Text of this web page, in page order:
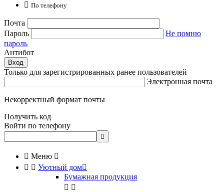
 По телефону
Почта
Пароль
Не помню
пароль
Антибот
Вход
Только для зарегистрированных ранее пользователей
Электронная почта
Некорректный формат почты
Получить код
Войти по телефону

 Меню 
  Уютный дом
Бумажная продукция
 